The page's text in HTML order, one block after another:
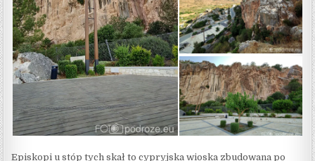
Episkopi u stóp tych skał to cypryjska wioska zbudowana po